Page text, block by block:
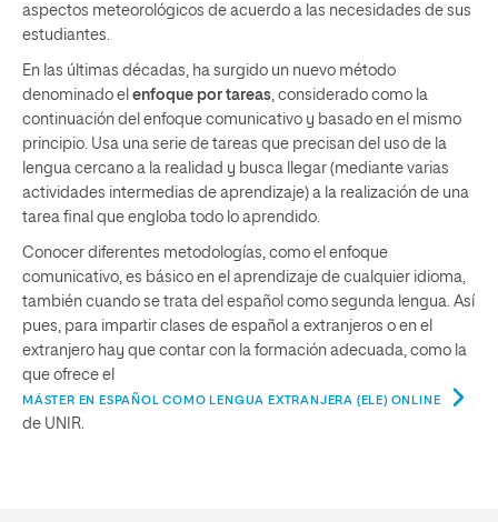
aspectos meteorológicos de acuerdo a las necesidades de sus
estudiantes.
En las últimas décadas, ha surgido un nuevo método
denominado el enfoque por tareas , considerado como la
continuación del enfoque comunicativo y basado en el mismo
principio. Usa una serie de tareas que precisan del uso de la
lengua cercano a la realidad y busca llegar (mediante varias
actividades intermedias de aprendizaje) a la realización de una
tarea final que engloba todo lo aprendido.
Conocer diferentes metodologías, como el enfoque
comunicativo, es básico en el aprendizaje de cualquier idioma,
también cuando se trata del español como segunda lengua. Así
pues, para impartir clases de español a extranjeros o en el
extranjero hay que contar con la formación adecuada, como la
que ofrece el
MÁSTER EN ESPAÑOL COMO LENGUA EXTRANJERA (ELE) ONLINE
de UNIR.